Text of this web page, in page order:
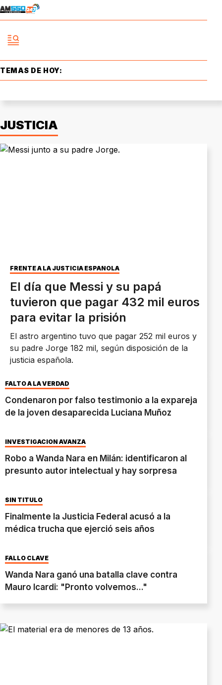
TEMAS DE HOY:
JUSTICIA
FRENTE A LA JUSTICIA ESPAÑOLA
El día que Messi y su papá
tuvieron que pagar 432 mil euros
para evitar la prisión
El astro argentino tuvo que pagar 252 mil euros y
su padre Jorge 182 mil, según disposición de la
justicia española.
FALTÓ A LA VERDAD
Condenaron por falso testimonio a la expareja
de la joven desaparecida Luciana Muñoz
INVESTIGACIÓN AVANZA
Robo a Wanda Nara en Milán: identificaron al
presunto autor intelectual y hay sorpresa
SIN TÍTULO
Finalmente la Justicia Federal acusó a la
médica trucha que ejerció seis años
FALLO CLAVE
Wanda Nara ganó una batalla clave contra
Mauro Icardi: "Pronto volvemos..."